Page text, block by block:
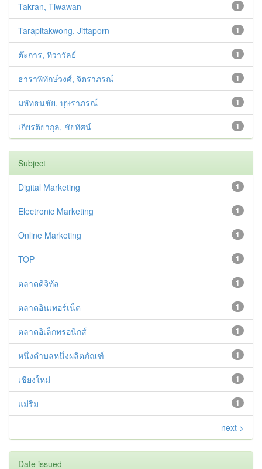
1
Takran, Tiwawan
1
Tarapitakwong, Jittaporn
1
ต๊ะการ, ทิวาวัลย์
1
ธาราพิทักษ์วงศ์, จิตราภรณ์
1
มหัทธนชัย, บุษราภรณ์
1
เกียรติยากุล, ชัยทัศน์
Subject
1
Digital Marketing
1
Electronic Marketing
1
Online Marketing
1
TOP
1
ตลาดดิจิทัล
1
ตลาดอินเทอร์เน็ต
1
ตลาดอิเล็กทรอนิกส์
1
หนึ่งตำบลหนึ่งผลิตภัณฑ์
1
เชียงใหม่
1
แม่ริม
next >
Date issued